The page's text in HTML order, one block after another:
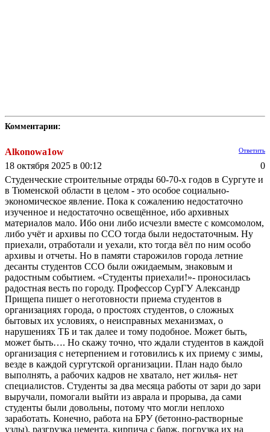
Комментарии:
Alkonowa1ow Ответить
0
18 октября 2025 в 00:12
Студенческие строительные отряды 60-70-х годов в Сургуте и
в Тюменской области в целом - это особое социально-
экономическое явление. Пока к сожалению недостаточно
изученное и недостаточно освещённое, ибо архивных
материалов мало. Ибо они либо исчезли вместе с комсомолом,
либо учёт и архивы по ССО тогда были недостаточным. Ну
приехали, отработали и уехали, кто тогда вёл по ним особо
архивы и отчеты. Но в памяти старожилов города летние
десанты студентов ССО были ожидаемым, знаковым и
радостным событием. «Студенты приехали!»- проносилась
радостная весть по городу. Профессор СурГУ Александр
Прищепа пишет о неготовности приема студентов в
организациях города, о простоях студентов, о сложных
бытовых их условиях, о неисправных механизмах, о
нарушениях ТБ и так далее и тому подобное. Может быть,
может быть…. Но скажу точно, что ждали студентов в каждой
организация с нетерпением и готовились к их приему с зимы,
везде в каждой сургутской организации. План надо было
выполнять, а рабочих кадров не хватало, нет жилья- нет
специалистов. Студенты за два месяца работы от зари до зари
выручали, помогали выйти из аврала и прорыва, да сами
студенты были довольны, потому что могли неплохо
заработать. Конечно, работа на БРУ (бетонно-растворные
узлы), разгрузка цемента, кирпича с барж, погрузка их на